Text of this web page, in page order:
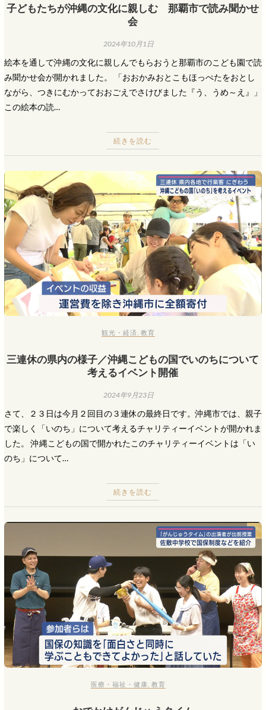
子どもたちが沖縄の文化に親しむ 那覇市で読み聞かせ
会
2024年10月1日
絵本を通して沖縄の文化に親しんでもらおうと那覇市のこども園で読
み聞かせ会が開かれました。 「おおかみおとこもほっぺたをおとし
ながら、つきにむかっておおごえでさけびました『う、うめ～え』」
この絵本の読…
続きを読む
観光・経済 ,教育
三連休の県内の様子／沖縄こどもの国でいのちについて
考えるイベント開催
2024年9月23日
さて、２３日は今月２回目の３連休の最終日です。沖縄市では、親子
で楽しく「いのち」について考えるチャリティーイベントが開かれま
した。 沖縄こどもの国で開かれたこのチャリティーイベントは「い
のち」について…
続きを読む
医療・福祉・健康 ,教育